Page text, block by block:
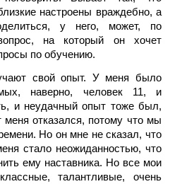
настроены враждебно, а
у него, может, по
на который он хочет
по обучению.
свой опыт. У меня было
наверно, человек 11, и
и неудачный опыт тоже был,
меня отказался, потому что мы
Но он мне не сказал, что
стало неожиданностью, что
ему наставника. Но все мои
талантливые, очень